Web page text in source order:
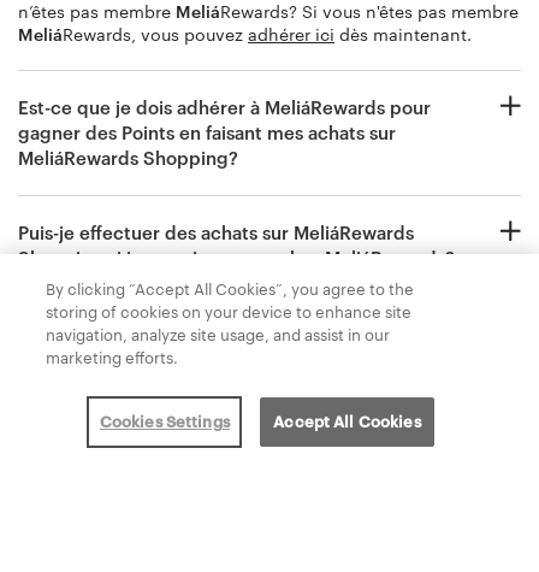
n’êtes pas membre MeliáRewards? Si vous n'êtes pas membre
MeliáRewards, vous pouvez adhérer ici dès maintenant.
Est-ce que je dois adhérer à MeliáRewards pour
gagner des Points en faisant mes achats sur
MeliáRewards Shopping?
Puis-je effectuer des achats sur MeliáRewards
Shopping si je ne suis pas membreMeliáRewards?
By clicking “Accept All Cookies”, you agree to the
storing of cookies on your device to enhance site
navigation, analyze site usage, and assist in our
marketing efforts.
Cookies Settings Accept All Cookies